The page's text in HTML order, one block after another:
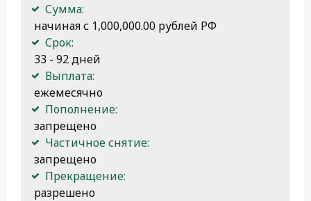
Сумма:
начиная с 1,000,000.00 рублей РФ
Срок:
33 - 92 дней
Выплата:
ежемесячно
Пополнение:
запрещено
Частичное снятие:
запрещено
Прекращение:
разрешено